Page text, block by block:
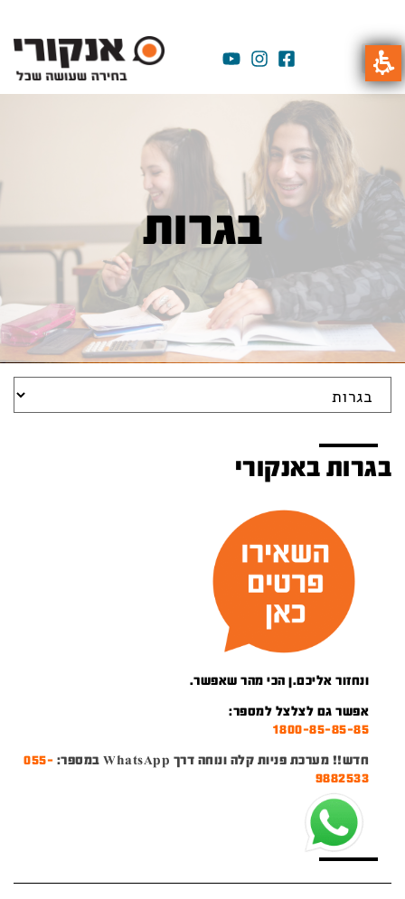
בגרות
בגרות באנקורי
ונחזור אליכם.ן הכי מהר שאפשר.
אפשר גם לצלצל למספר:
1800-85-85-85
חדש!! מערכת פניות קלה ונוחה דרך WhatsApp במספר:
055-
9882533